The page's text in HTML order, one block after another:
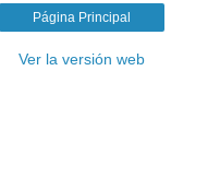
Página Principal
Ver la versión web